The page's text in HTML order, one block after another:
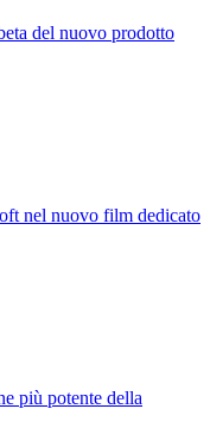
del nuovo prodotto
nel nuovo film dedicato
più potente della